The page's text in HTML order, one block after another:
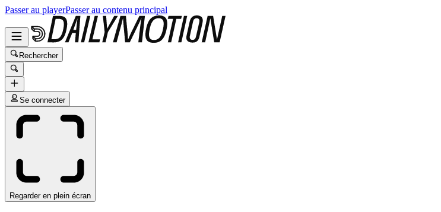
Passer au playerPasser au contenu principal
Rechercher
Se connecter
Regarder en plein écran